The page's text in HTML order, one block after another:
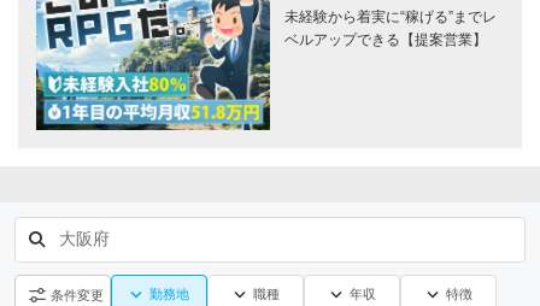
未経験から着実に“稼げる”までレ
ベルアップできる【提案営業】
大阪府
条件変更 勤務地 職種 年収 特徴